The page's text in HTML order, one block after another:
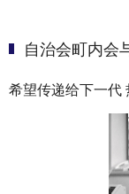
自治会町内会
希望传递给下一代